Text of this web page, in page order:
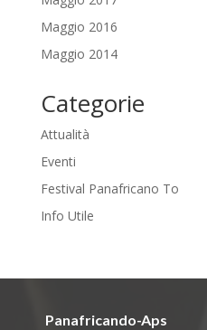
Maggio 2016
Maggio 2014
Categorie
Attualità
Eventi
Festival Panafricano To
Info Utile
Panafricando-Aps